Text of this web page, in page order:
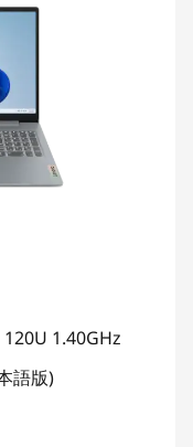
1.40GHz
語版)